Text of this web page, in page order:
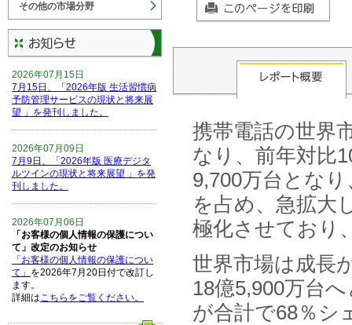
携帯電話の世界
なり、前年対比
9,700万台とな
を占め、急拡大
極化させており
世界市場は成長
18億5,900万台
が合計で68％シ
その他の市場分野
2026年07月15日
7月15日、「2026年版 生活習慣病
予防管理サービスの現状と将来展
望 」を発刊しました。
2026年07月09日
7月9日、「2026年版 医療デジタ
ルツインの現状と将来展望 」を発
刊しました。
2026年07月06日
「お客様の個人情報の保護につい
て」改定のお知らせ
「お客様の個人情報の保護につい
て」 を2026年7月20日付で改訂し
ます。
詳細はこちらをご覧ください。